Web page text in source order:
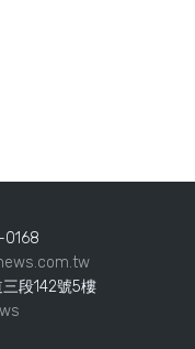
段142號5樓